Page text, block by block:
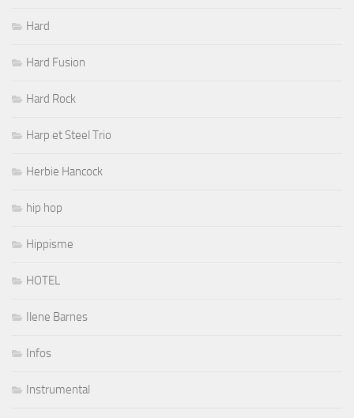
Hard
Hard Fusion
Hard Rock
Harp et Steel Trio
Herbie Hancock
hip hop
Hippisme
HOTEL
Ilene Barnes
Infos
Instrumental